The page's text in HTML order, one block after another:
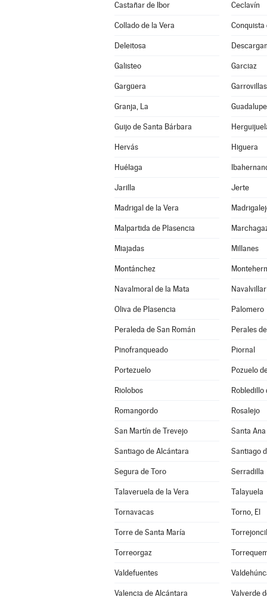
Castañar de Ibor Ceclavín
Collado de la Vera Conquista
Deleitosa
Galisteo Garciaz
Gargüera
Granja, La Guadalupe
Guijo de Santa Bárbara
Hervás Higuera
Huélaga
Jarilla Jerte
Madrigal de la Vera
Malpartida de Plasencia
Miajadas Millanes
Montánchez
Navalmoral de la Mata
Oliva de Plasencia Palomero
Peraleda de San Román Perales
Pinofranqueado Piornal
Portezuelo Pozuelo
Riolobos Robledillo
Romangordo Rosalejo
San Martín de Trevejo Santa Ana
Santiago de Alcántara Santiago
Segura de Toro Serradilla
Talaveruela de la Vera Talayuela
Tornavacas Torno, El
Torre de Santa María
Torreorgaz
Valdefuentes
Valencia de Alcántara Valverde